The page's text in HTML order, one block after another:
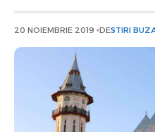
20 NOIEMBRIE 2019 DESTIRI